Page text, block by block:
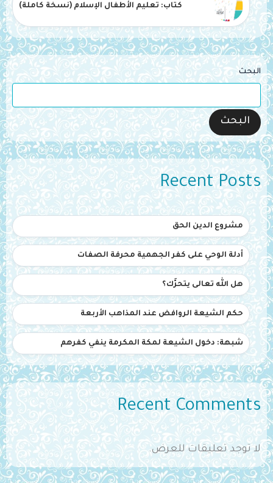
كتاب: تعليم الأطفال الإسلام (نسخة كاملة)
البحث
البحث
Recent Posts
مشروع الدين الحق
أدلة الوحي على كفر الجهمية محرفة الصفات
هل الله تعالى يتحرَّك؟
حكم الشيعة الروافض عند المذاهب الأربعة
شبهة: دخول الشيعة لمكة المكرمة ينفي كفرهم
Recent Comments
لا توجد تعليقات للعرض.